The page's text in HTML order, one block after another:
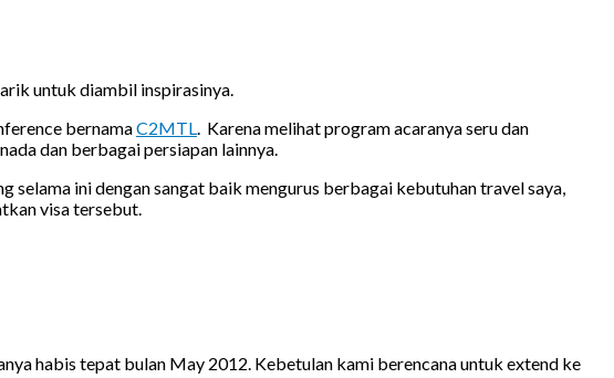
untuk diambil inspirasinya.
bernamaC2MTL. Karena melihat program acaranya seru dan
dan berbagai persiapan lainnya.
selama ini dengan sangat baik mengurus berbagai kebutuhan travel saya,
visa tersebut.
habis tepat bulan May 2012. Kebetulan kami berencana untuk extend ke